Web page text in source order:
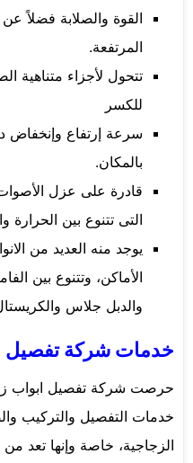
القوة والصلابة فضلاً
المرتفعة.
تتحول لأجزاء متناهية
للكسر
سرعة إرتفاع وإنخفاض
بالمكان.
قادرة على عزل الأصوات
التى تتنوع بين الحرارة
يوجد منه العديد من
الأماكن، وتتنوع بين
والدبل جلاس
خدمات شركة تفصيل
حرصت شركة تفصيل ابواب
خدمات التفصيل والتركيب
الزجاجية، خاصة وإنها تعد